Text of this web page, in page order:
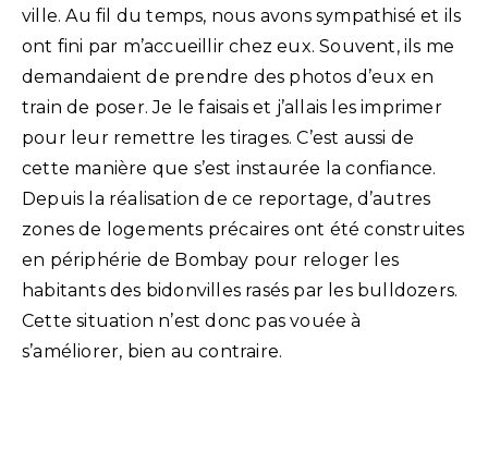
ville. Au fil du temps, nous avons sympathisé et ils
ont fini par m’accueillir chez eux. Souvent, ils me
demandaient de prendre des photos d’eux en
train de poser. Je le faisais et j’allais les imprimer
pour leur remettre les tirages. C’est aussi de
cette manière que s’est instaurée la confiance.
Depuis la réalisation de ce reportage, d’autres
zones de logements précaires ont été construites
en périphérie de Bombay pour reloger les
habitants des bidonvilles rasés par les bulldozers.
Cette situation n’est donc pas vouée à
s’améliorer, bien au contraire.